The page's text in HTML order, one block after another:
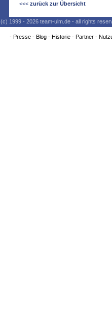
<<< zurück zur Übersicht
(c) 1999 - 2026 team-ulm.de - all rights
- Presse- Blog- Historie- Partner-